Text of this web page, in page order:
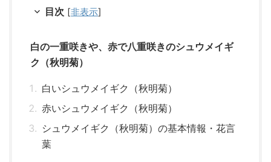
目次 [非表示]
白の一重咲きや、赤で八重咲きのシュウメイギ
ク（秋明菊）
白いシュウメイギク（秋明菊）
赤いシュウメイギク（秋明菊）
シュウメイギク（秋明菊）の基本情報・花言
葉